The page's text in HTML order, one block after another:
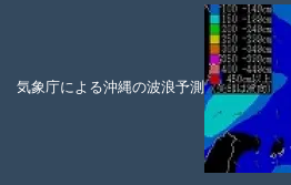
気象庁による沖縄の波浪予測